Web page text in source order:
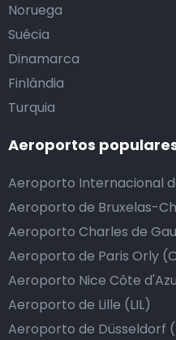
Noruega
Suécia
Dinamarca
Finlândia
Turquia
Aeroportos
Aeroporto Internacional
Aeroporto de Bruxelas-
Aeroporto Charles de
Aeroporto de Paris Orly
Aeroporto Nice Côte
Aeroporto de Lille (LIL)
Aeroporto de Düsseldorf